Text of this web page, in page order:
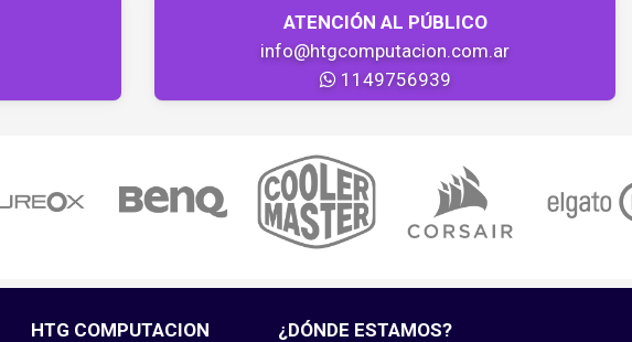
ATENCIÓN AL PÚBLICO
info@htgcomputacion.com.ar
1149756939
HTG COMPUTACION ¿DÓNDE ESTAMOS?